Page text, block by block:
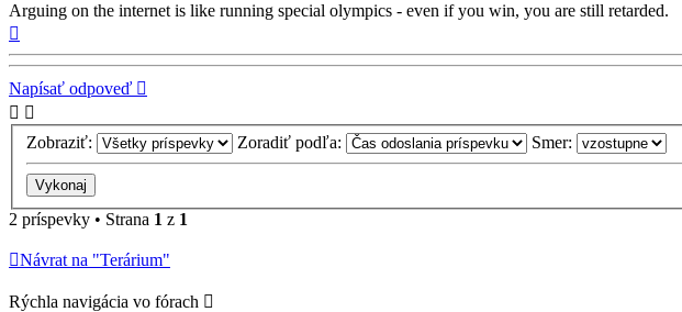
Arguing on the internet is like running special olympics - even if you win, you are still retarded.
Napísať odpoveď
Zobraziť: Zoradiť podľa: Smer:
2 príspevky • Strana 1 z 1
Návrat na "Terárium"
Rýchla navigácia vo fórach